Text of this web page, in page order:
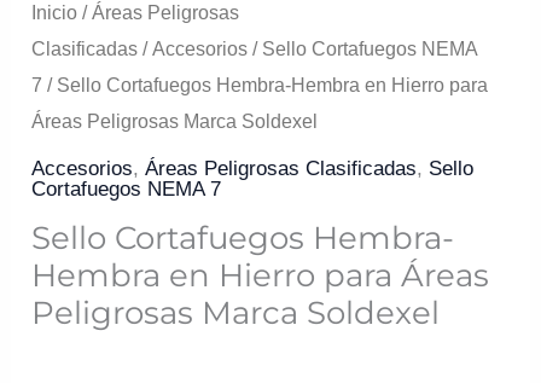
Inicio /Áreas Peligrosas
Clasificadas /Accesorios / Sello Cortafuegos NEMA
7 / Sello Cortafuegos Hembra-Hembra en Hierro para
Áreas Peligrosas Marca Soldexel
Accesorios,Áreas Peligrosas Clasificadas, Sello
Cortafuegos NEMA 7
Sello Cortafuegos Hembra-
Hembra en Hierro para Áreas
Peligrosas Marca Soldexel